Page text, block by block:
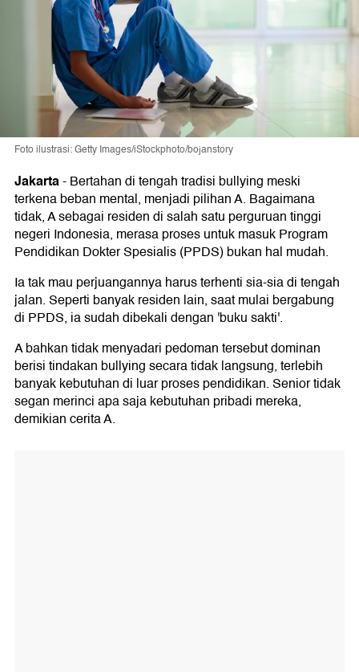
Foto ilustrasi: Getty Images/iStockphoto/bojanstory
Jakarta-Bertahan di tengah tradisi bullying meski
terkena beban mental, menjadi pilihan A. Bagaimana
tidak, A sebagai residen di salah satu perguruan tinggi
negeri Indonesia, merasa proses untuk masuk Program
Pendidikan Dokter Spesialis (PPDS) bukan hal mudah.
Ia tak mau perjuangannya harus terhenti sia-sia di tengah
jalan. Seperti banyak residen lain, saat mulai bergabung
di PPDS, ia sudah dibekali dengan 'buku sakti'.
A bahkan tidak menyadari pedoman tersebut dominan
berisi tindakan bullying secara tidak langsung, terlebih
banyak kebutuhan di luar proses pendidikan. Senior tidak
segan merinci apa saja kebutuhan pribadi mereka,
demikian cerita A.